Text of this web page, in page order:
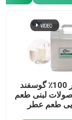
طعم شیر 100٪ گوسفند
لبنی طعم
طعم عطر